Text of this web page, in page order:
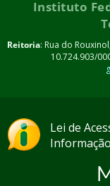
Instituto
Reitoria: Rua do
10.724.903/
Lei de
Informação